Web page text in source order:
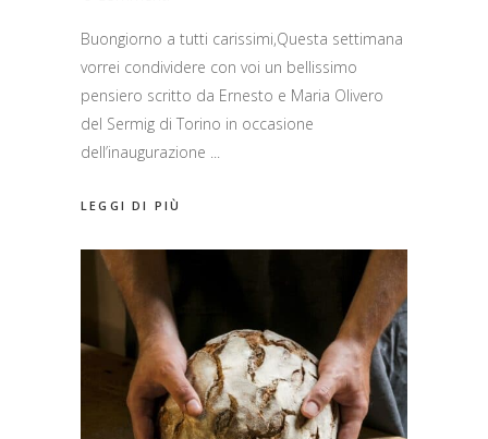
Buongiorno a tutti carissimi,Questa settimana
vorrei condividere con voi un bellissimo
pensiero scritto da Ernesto e Maria Olivero
del Sermig di Torino in occasione
dell’inaugurazione
LEGGI DI PIÙ